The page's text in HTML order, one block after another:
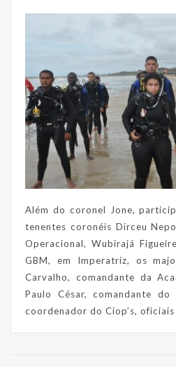
Além do coronel Jone,
tenentes coronéis Dirceu
Operacional, Wubirajá
GBM, em Imperatriz, os
Carvalho, comandante da
Paulo César, comandante do
coordenador do Ciop’s, oficiais